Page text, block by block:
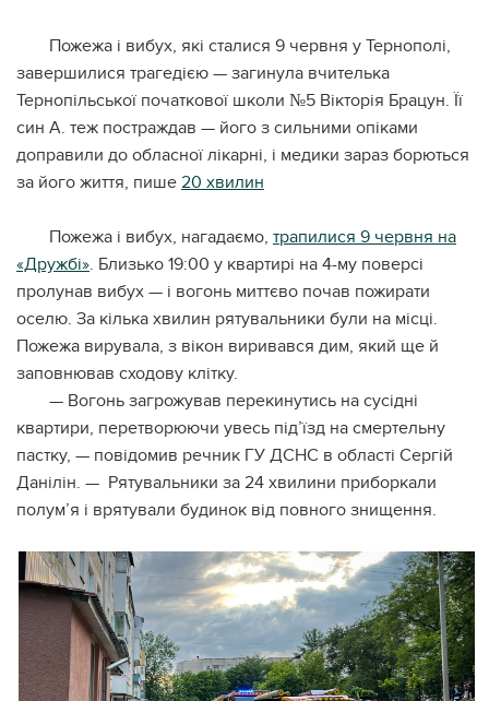
Пожежа і вибух, які сталися 9 червня у Тернополі,
завершилися трагедією — загинула вчителька
Тернопільської початкової школи №5 Вікторія Брацун. Її
син А. теж постраждав — його з сильними опіками
доправили до обласної лікарні, і медики зараз борються
за його життя, пише 20 хвилин
Пожежа і вибух, нагадаємо, трапилися 9 червня на
«Дружбі». Близько 19:00 у квартирі на 4-му поверсі
пролунав вибух — і вогонь миттєво почав пожирати
оселю. За кілька хвилин рятувальники були на місці.
Пожежа вирувала, з вікон виривався дим, який ще й
заповнював сходову клітку.
— Вогонь загрожував перекинутись на сусідні
квартири, перетворюючи увесь під’їзд на смертельну
пастку, — повідомив речник ГУ ДСНС в області Сергій
Данілін. — Рятувальники за 24 хвилини приборкали
полум’я і врятували будинок від повного знищення.